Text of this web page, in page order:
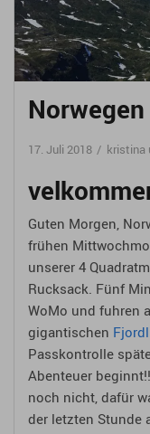
17. Juli 2018 kristina
Guten Morgen,
frühen
unserer 4
Rucksack. Fünf
WoMo und fuhren
gigantischen
Passkontrolle
Abenteuer
noch nicht, dafür
der letzten Stunde